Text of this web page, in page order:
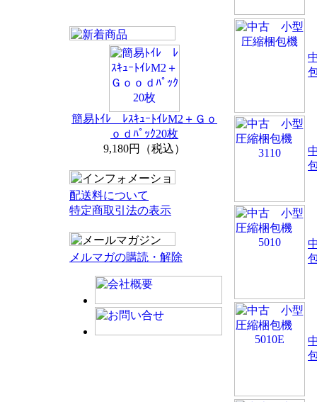
簡易ﾄｲﾚ ﾚｽｷｭｰﾄｲﾚM2＋Ｇｏ
ｏｄﾊﾟｯｸ20枚
9,180円（税込）
配送料について
特定商取引法の表示
メルマガの購読・解除